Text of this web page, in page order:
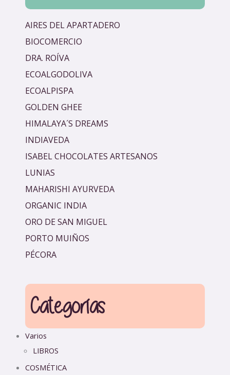
AIRES DEL APARTADERO
BIOCOMERCIO
DRA. ROÍVA
ECOALGODOLIVA
ECOALPISPA
GOLDEN GHEE
HIMALAYA´S DREAMS
INDIAVEDA
ISABEL CHOCOLATES ARTESANOS
LUNIAS
MAHARISHI AYURVEDA
ORGANIC INDIA
ORO DE SAN MIGUEL
PORTO MUIÑOS
PÉCORA
Categorías
Varios
LIBROS
COSMÉTICA